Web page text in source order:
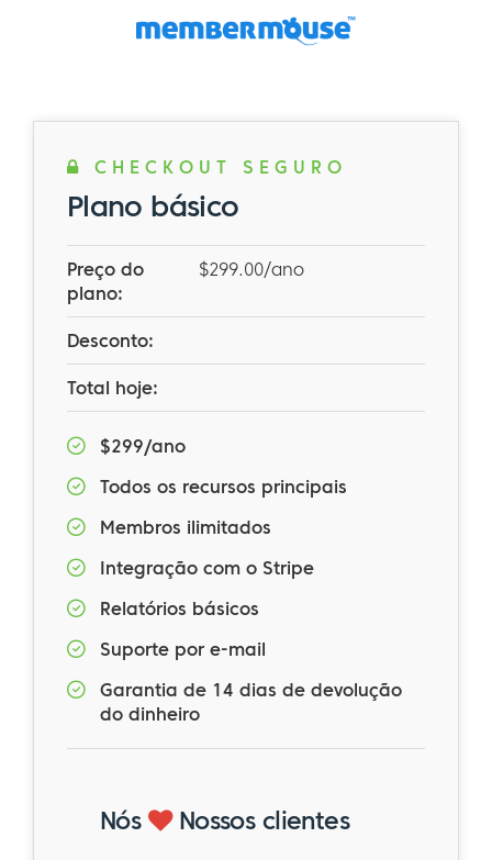
CHECKOUT SEGURO
Plano básico
Preço do
plano:
$299.00/ano
Desconto:
Total hoje:
$299/ano
Todos os recursos principais
Membros ilimitados
Integração com o Stripe
Relatórios básicos
Suporte por e-mail
Garantia de 14 dias de devolução
do dinheiro
Nós Nossos clientes